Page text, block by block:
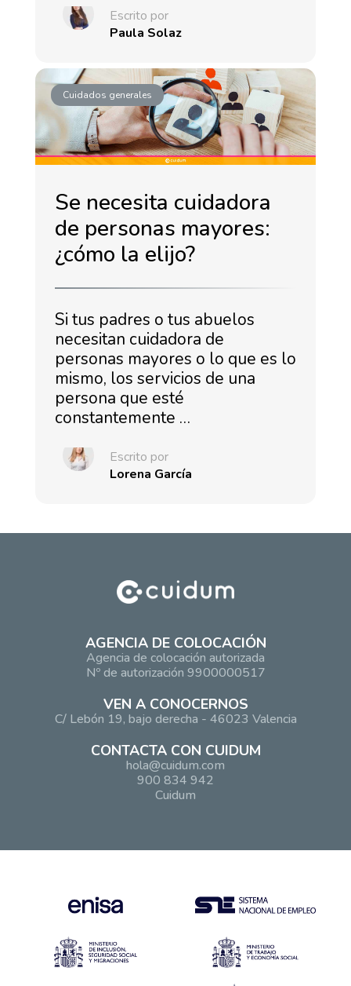
Escrito por
Paula Solaz
Cuidados generales
Se necesita cuidadora
de personas mayores:
¿cómo la elijo?
Si tus padres o tus abuelos
necesitan cuidadora de
personas mayores o lo que es lo
mismo, los servicios de una
persona que esté
constantemente …
Escrito por
Lorena García
AGENCIA DE COLOCACIÓN
Agencia de colocación autorizada
Nº de autorización 9900000517
VEN A CONOCERNOS
C/ Lebón 19, bajo derecha - 46023 Valencia
CONTACTA CON CUIDUM
hola@cuidum.com
900 834 942
Cuidum